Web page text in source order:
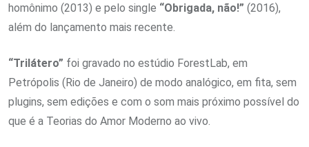
homônimo (2013) e pelo single “Obrigada, não!” (2016),
além do lançamento mais recente.
“Trilátero” foi gravado no estúdio ForestLab, em
Petrópolis (Rio de Janeiro) de modo analógico, em fita, sem
plugins, sem edições e com o som mais próximo possível do
que é a Teorias do Amor Moderno ao vivo.